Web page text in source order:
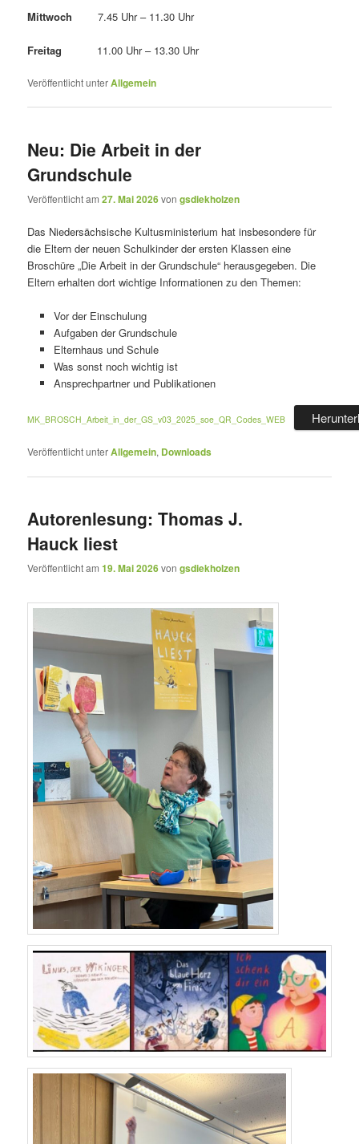
Mittwoch 7.45 Uhr – 11.30 Uhr
Freitag 11.00 Uhr – 13.30 Uhr
Veröffentlicht unterAllgemein
Neu: Die Arbeit in der
Grundschule
Veröffentlicht am27. Mai 2026vongsdiekholzen
Das Niedersächsische Kultusministerium hat insbesondere für
die Eltern der neuen Schulkinder der ersten Klassen eine
Broschüre „Die Arbeit in der Grundschule“ herausgegeben. Die
Eltern erhalten dort wichtige Informationen zu den Themen:
Vor der Einschulung
Aufgaben der Grundschule
Elternhaus und Schule
Was sonst noch wichtig ist
Ansprechpartner und Publikationen
MK_BROSCH_Arbeit_in_der_GS_v03_2025_soe_QR_Codes_WEB
Veröffentlicht unterAllgemein, Downloads
Autorenlesung: Thomas J.
Hauck liest
Veröffentlicht am19. Mai 2026vongsdiekholzen